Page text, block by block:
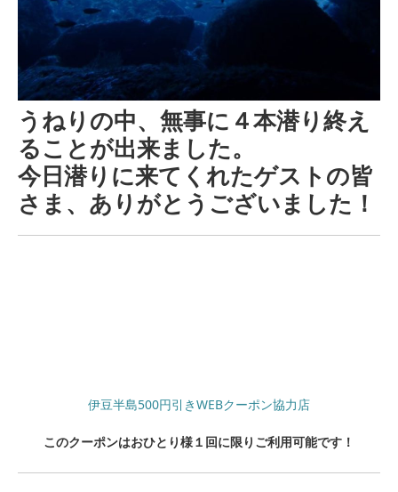
うねりの中、無事に４本潜り終え
ることが出来ました。
今日潜りに来てくれたゲストの皆
さま、ありがとうございました！
伊豆半島500円引きWEBクーポン協力店
このクーポンはおひとり様１回に限りご利用可能です！